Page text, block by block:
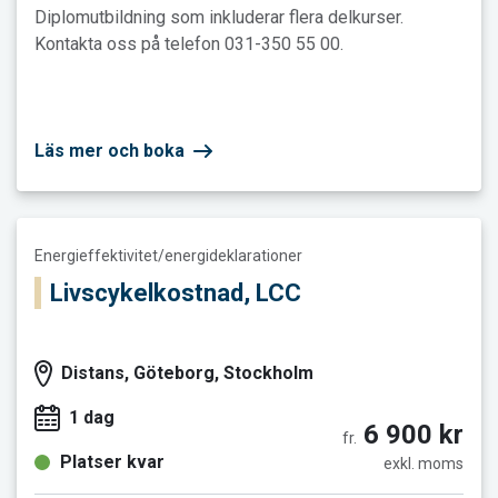
Diplomutbildning som inkluderar flera delkurser.
Kontakta oss på telefon 031-350 55 00.
Läs mer och boka
Energieffektivitet/energideklarationer
Livscykelkostnad, LCC
Distans, Göteborg, Stockholm
1 dag
Platser kvar
fr. 6 900 kr
exkl. moms